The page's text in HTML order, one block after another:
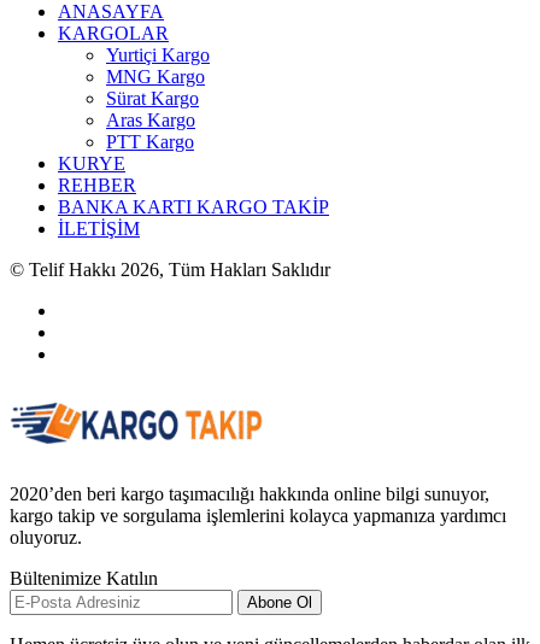
ANASAYFA
KARGOLAR
Yurtiçi Kargo
MNG Kargo
Sürat Kargo
Aras Kargo
PTT Kargo
KURYE
REHBER
BANKA KARTI KARGO TAKİP
İLETİŞİM
© Telif Hakkı 2026, Tüm Hakları Saklıdır
2020’den beri kargo taşımacılığı hakkında online bilgi sunuyor,
kargo takip ve sorgulama işlemlerini kolayca yapmanıza yardımcı
oluyoruz.
Bültenimize Katılın
Abone Ol